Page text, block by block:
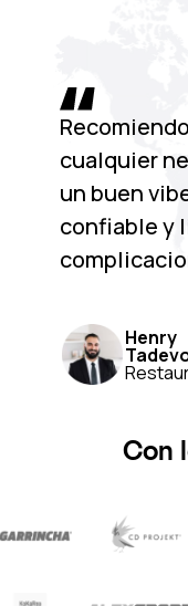
cualquier
un buen
confiable y
Henry
Con